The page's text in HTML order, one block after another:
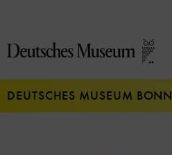
Seiteninhalt
springen
DEUTSCHES MUSEUM BONN